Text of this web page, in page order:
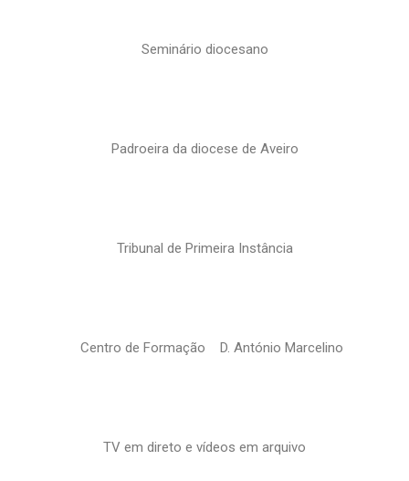
Seminário diocesano
Padroeira da diocese de Aveiro
Tribunal de Primeira Instância
Centro de Formação D. António Marcelino
TV em direto e vídeos em arquivo